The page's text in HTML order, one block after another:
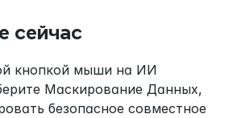
сейчас
кнопкой мыши на ИИ
Маскирование Данных,
безопасное совместное